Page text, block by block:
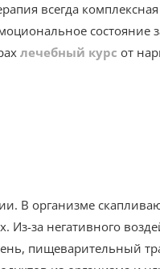
всегда
состояние
лечебный курс от
В организме
за негативного
пищеварительный